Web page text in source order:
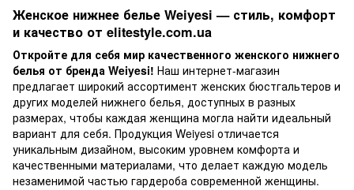
Женское нижнее белье Weiyesi — стиль, комфорт
и качество от elitestyle.com.ua
Откройте для себя мир качественного женского нижнего
белья от бренда Weiyesi! Наш интернет-магазин
предлагает широкий ассортимент женских бюстгальтеров и
других моделей нижнего белья, доступных в разных
размерах, чтобы каждая женщина могла найти идеальный
вариант для себя. Продукция Weiyesi отличается
уникальным дизайном, высоким уровнем комфорта и
качественными материалами, что делает каждую модель
незаменимой частью гардероба современной женщины.